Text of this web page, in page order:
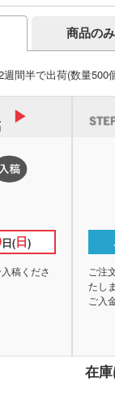
商品の
週間半で出荷(数量500
日(日)
稿くださ
ご注
たし
ご入
在庫